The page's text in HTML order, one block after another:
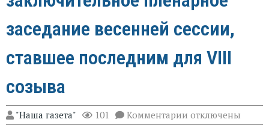
заседание весенней сессии,
ставшее последним для VIII
созыва
"Наша газета" 101 Комментарии к
записи
отключены